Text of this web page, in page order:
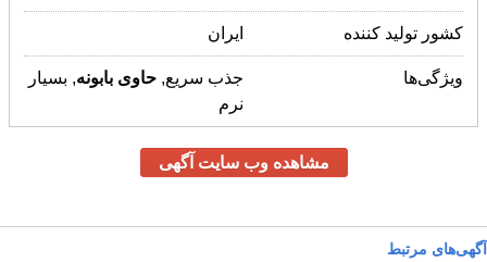
کشور تولید کننده ایران
ویژگی‌ها جذب سریع, حاوی بابونه, بسیار
نرم
مشاهده وب سایت آگهی
آگهی‌های مرتبط